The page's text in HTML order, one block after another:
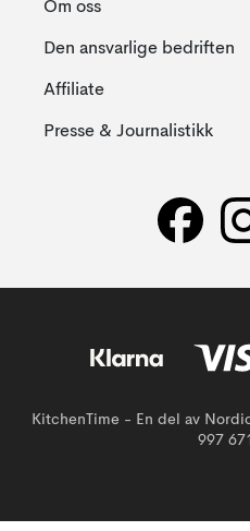
Om oss
Den ansvarlige bedriften
Affiliate
Presse & Journalistikk
KitchenTime - En del av
997